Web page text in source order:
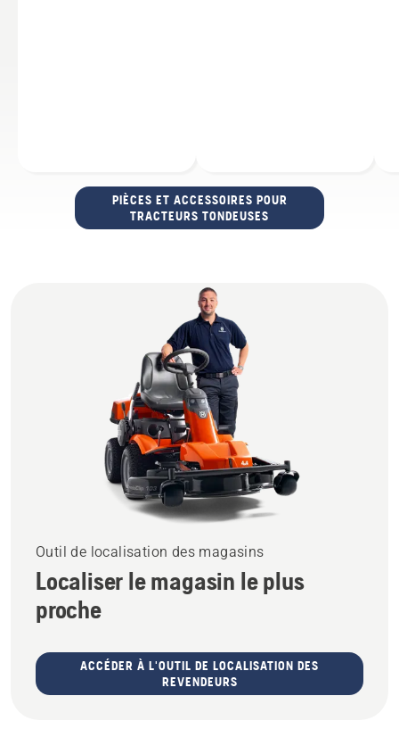
PIÈCES ET ACCESSOIRES POUR
TRACTEURS TONDEUSES
Outil de localisation des magasins
Localiser le magasin le plus
proche
ACCÉDER À L'OUTIL DE LOCALISATION DES
REVENDEURS